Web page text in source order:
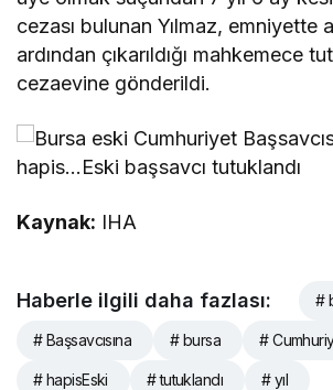
cezası bulunan Yılmaz, emniyette
ardından çıkarıldığı mahkemece
cezaevine gönderildi.
Kaynak: IHA
Haberle ilgili daha fazlası: #
# Başsavcısına # bursa #
# hapisEski # tutuklandı # yıl